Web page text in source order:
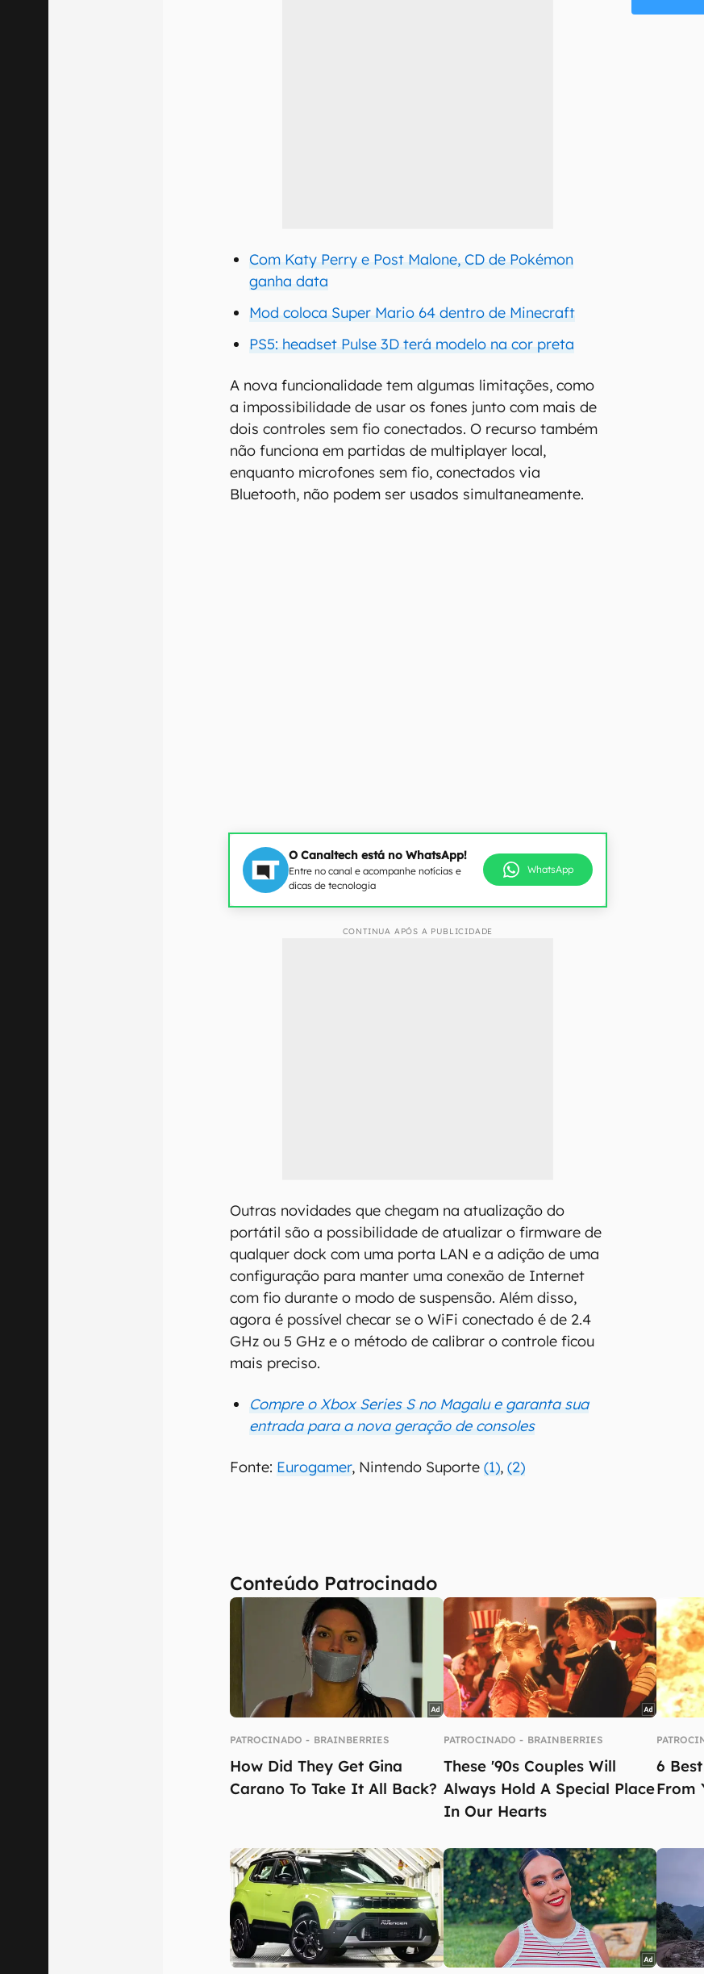
Com Katy Perry e Post Malone, CD de Pokémon
ganha data
Mod coloca Super Mario 64 dentro de Minecraft
PS5: headset Pulse 3D terá modelo na cor preta
A nova funcionalidade tem algumas limitações, como
a impossibilidade de usar os fones junto com mais de
dois controles sem fio conectados. O recurso também
não funciona em partidas de multiplayer local,
enquanto microfones sem fio, conectados via
Bluetooth, não podem ser usados simultaneamente.
O Canaltech está no WhatsApp!
Entre no canal e acompanhe notícias e
dicas de tecnologia
WhatsApp
CONTINUA APÓS A PUBLICIDADE
Outras novidades que chegam na atualização do
portátil são a possibilidade de atualizar o firmware de
qualquer dock com uma porta LAN e a adição de uma
configuração para manter uma conexão de Internet
com fio durante o modo de suspensão. Além disso,
agora é possível checar se o WiFi conectado é de 2.4
GHz ou 5 GHz e o método de calibrar o controle ficou
mais preciso.
Compre o Xbox Series S no Magalu e garanta sua
entrada para a nova geração de consoles
Fonte: Eurogamer, Nintendo Suporte(1),(2)